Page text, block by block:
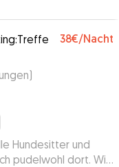
38€/Nacht
)
Hundesitter und
pudelwohl dort. Wir